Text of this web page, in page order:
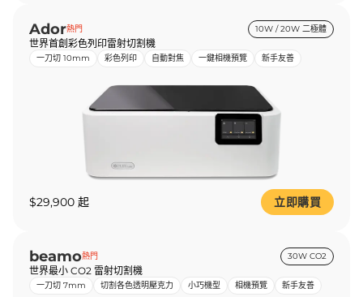
Ador熱門 10W / 20W 二極體
世界首創彩色列印雷射切割機
一刀切 10mm 彩色列印 自動對焦 一鍵相機預覽 新手友善
$29,900 起 立即購買
beamo熱門 30W CO2
世界最小 CO2 雷射切割機
一刀切 7mm 切割各色透明壓克力 小巧機型 相機預覽 新手友善